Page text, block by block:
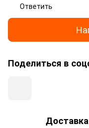
Ответить
Поделиться в
Доставка